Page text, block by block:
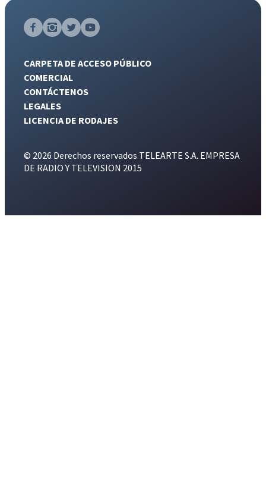
CARPETA DE ACCESO PÚBLICO
COMERCIAL
CONTÁCTENOS
LEGALES
LICENCIA DE RODAJES
© 2026 Derechos reservados TELEARTE S.A. EMPRESA
DE RADIO Y TELEVISION 2015